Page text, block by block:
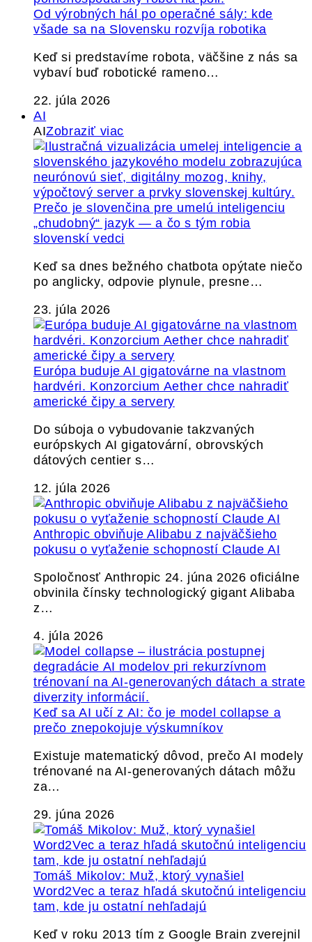
Od výrobných hál po operačné sály: kde
všade sa na Slovensku rozvíja robotika
Keď si predstavíme robota, väčšine z nás sa
vybaví buď robotické rameno…
22. júla 2026
AI
AIZobraziť viac
Prečo je slovenčina pre umelú inteligenciu
„chudobný“ jazyk — a čo s tým robia
slovenskí vedci
Keď sa dnes bežného chatbota opýtate niečo
po anglicky, odpovie plynule, presne…
23. júla 2026
Európa buduje AI gigatovárne na vlastnom
hardvéri. Konzorcium Aether chce nahradiť
americké čipy a servery
Do súboja o vybudovanie takzvaných
európskych AI gigatovární, obrovských
dátových centier s…
12. júla 2026
Anthropic obviňuje Alibabu z najväčšieho
pokusu o vyťaženie schopností Claude AI
Spoločnosť Anthropic 24. júna 2026 oficiálne
obvinila čínsky technologický gigant Alibaba
z…
4. júla 2026
Keď sa AI učí z AI: čo je model collapse a
prečo znepokojuje výskumníkov
Existuje matematický dôvod, prečo AI modely
trénované na AI-generovaných dátach môžu
za…
29. júna 2026
Tomáš Mikolov: Muž, ktorý vynašiel
Word2Vec a teraz hľadá skutočnú inteligenciu
tam, kde ju ostatní nehľadajú
Keď v roku 2013 tím z Google Brain zverejnil